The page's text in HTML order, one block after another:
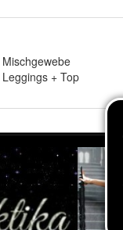
Mischgewebe
Leggings + Top